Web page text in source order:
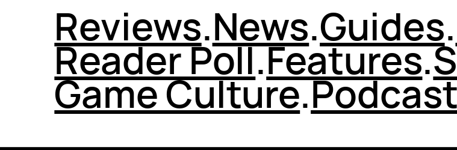
Reviews.News.Guides.
Reader Poll.Features.
Game Culture.